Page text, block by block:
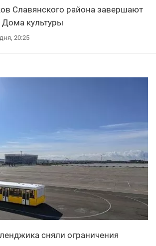
Славянского района завершают
Дома культуры
20:25
сняли ограничения